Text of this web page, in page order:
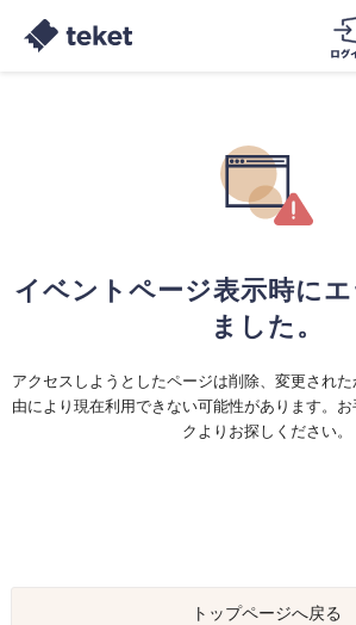
イベントページ表示時に
ました。
アクセスしようとしたページは削除、変更され
由により現在利用できない可能性があります。
クよりお探しください。
トップページへ戻る